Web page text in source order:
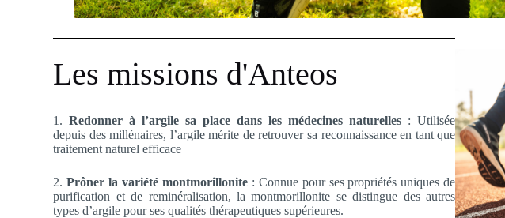
Les missions d'Anteos
1.Redonner à l’argile sa place dans les médecines naturelles : Utilisée
depuis des millénaires, l’argile mérite de retrouver sa reconnaissance en tant que
traitement naturel efficace
2. Prôner la variété montmorillonite: Connue pour ses propriétés uniques de
purification et de reminéralisation, la montmorillonite se distingue des autres
types d’argile pour ses qualités thérapeutiques supérieures.